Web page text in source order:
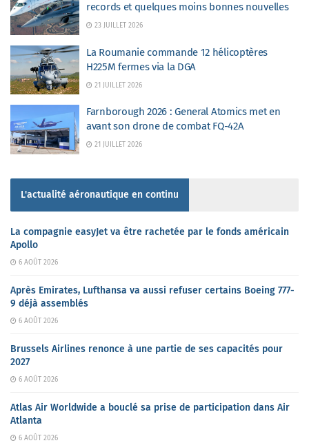
records et quelques moins bonnes nouvelles
23 JUILLET 2026
La Roumanie commande 12 hélicoptères
H225M fermes via la DGA
21 JUILLET 2026
Farnborough 2026 : General Atomics met en
avant son drone de combat FQ-42A
21 JUILLET 2026
L'actualité aéronautique en continu
La compagnie easyJet va être rachetée par le fonds américain
Apollo
6 AOÛT 2026
Après Emirates, Lufthansa va aussi refuser certains Boeing 777-
9 déjà assemblés
6 AOÛT 2026
Brussels Airlines renonce à une partie de ses capacités pour
2027
6 AOÛT 2026
Atlas Air Worldwide a bouclé sa prise de participation dans Air
Atlanta
6 AOÛT 2026